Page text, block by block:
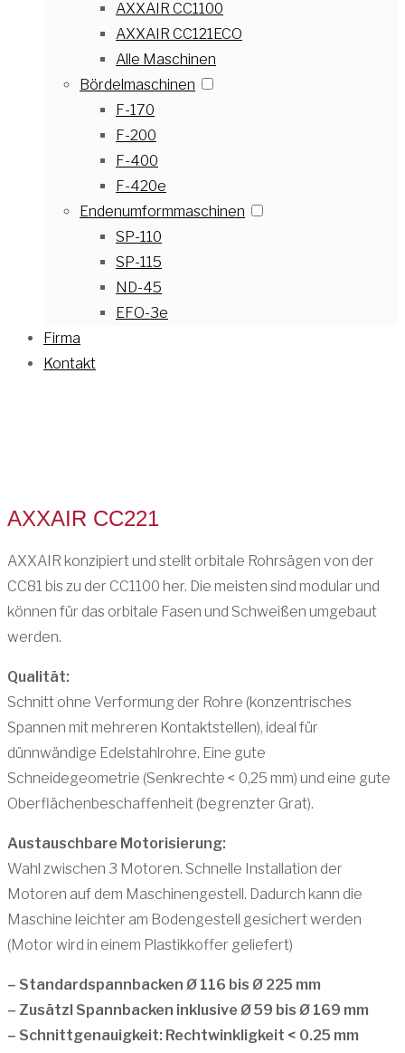
AXXAIR CC1100
AXXAIR CC121ECO
Alle Maschinen
Bördelmaschinen
F-170
F-200
F-400
F-420e
Endenumformmaschinen
SP-110
SP-115
ND-45
EFO-3e
Firma
Kontakt
AXXAIR CC221
AXXAIR konzipiert und stellt orbitale Rohrsägen von der
CC81 bis zu der CC1100 her. Die meisten sind modular und
können für das orbitale Fasen und Schweißen umgebaut
werden.
Qualität:
Schnitt ohne Verformung der Rohre (konzentrisches
Spannen mit mehreren Kontaktstellen), ideal für
dünnwändige Edelstahlrohre. Eine gute
Schneidegeometrie (Senkrechte < 0,25 mm) und eine gute
Oberflächenbeschaffenheit (begrenzter Grat).
Austauschbare Motorisierung:
Wahl zwischen 3 Motoren. Schnelle Installation der
Motoren auf dem Maschinengestell. Dadurch kann die
Maschine leichter am Bodengestell gesichert werden
(Motor wird in einem Plastikkoffer geliefert)
– Standardspannbacken Ø 116 bis Ø 225 mm
– Zusätzl Spannbacken inklusive Ø 59 bis Ø 169 mm
– Schnittgenauigkeit: Rechtwinkligkeit < 0.25 mm